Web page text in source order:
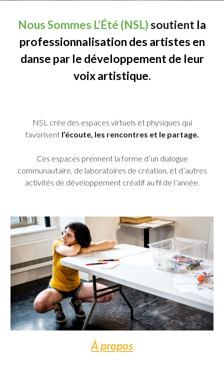
Nous Sommes L’Été (NSL)soutient la
professionnalisation des artistes en
danse par le développement de leur
voix artistique.
NSL crée des espaces virtuels et physiques qui
favorisent l’écoute, les rencontres et le partage.
Ces espaces prennent la forme d’un dialogue
communautaire, de laboratoires de création, et d’autres
activités de développement créatif au fil de l’année.
À propos